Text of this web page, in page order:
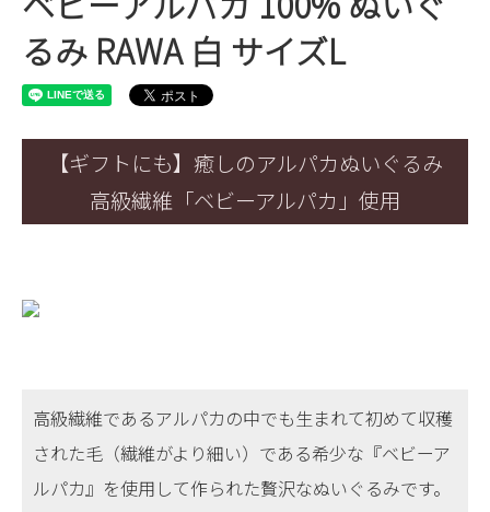
るみ RAWA 白 サイズL
【ギフトにも】癒しのアルパカぬいぐるみ
高級繊維「ベビーアルパカ」使用
高級繊維であるアルパカの中でも生まれて初めて収穫
された毛（繊維がより細い）である希少な『ベビーア
ルパカ』を使用して作られた贅沢なぬいぐるみです。